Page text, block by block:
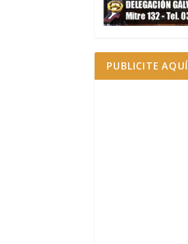
PUBLICITE AQUÍ